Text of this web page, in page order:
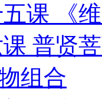
课 《
普贤
组合